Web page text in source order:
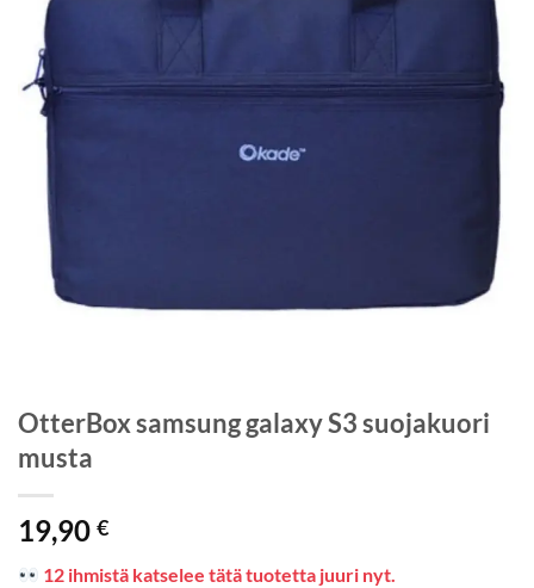
OtterBox samsung galaxy S3 suojakuori
musta
19,90 €
12 ihmistä katselee tätä tuotetta juuri nyt.